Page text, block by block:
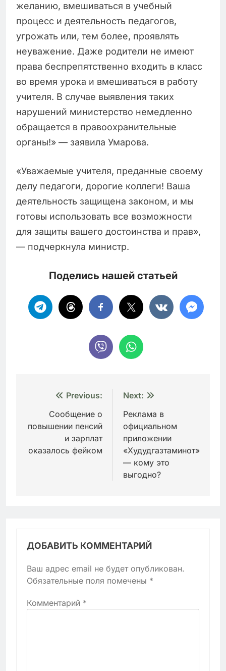
желанию, вмешиваться в учебный
процесс и деятельность педагогов,
угрожать или, тем более, проявлять
неуважение. Даже родители не имеют
права беспрепятственно входить в класс
во время урока и вмешиваться в работу
учителя. В случае выявления таких
нарушений министерство немедленно
обращается в правоохранительные
органы!» — заявила Умарова.
«Уважаемые учителя, преданные своему
делу педагоги, дорогие коллеги! Ваша
деятельность защищена законом, и мы
готовы использовать все возможности
для защиты вашего достоинства и прав»,
— подчеркнула министр.
Поделись нашей статьей
Навигация
записям
Previous:
Сообщение о
повышении пенсий
и зарплат
оказалось фейком
Next:
Реклама в
официальном
приложении
«Худудгазтаминот»
— кому это
выгодно?
ДОБАВИТЬ КОММЕНТАРИЙ
Ваш адрес email не будет опубликован.
Обязательные поля помечены *
Комментарий *